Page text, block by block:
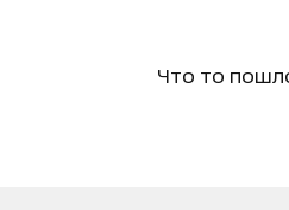
Что то пошло